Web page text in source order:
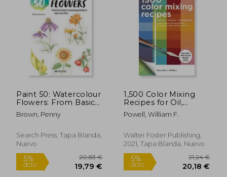
5%
dcto.
5%
Paint 50: Watercolour
Flowers: From Basic
Shapes to Amazing
Paintings in Super-
Brown, Penny
Search Press, Tapa Blanda,
Nuevo
1,500 Color Mixing
Recipes for Oil,
Acrylic & Watercolor:
Achieve Precise Color
Landscapes, Portraits,
Still Lifes, and More
Powell, William F.
Walter Foster Publishing,
2021, Tapa Blanda, Nuevo